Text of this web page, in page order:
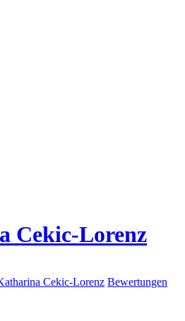
Cekic-Lorenz
Cekic-Lorenz Bewertungen